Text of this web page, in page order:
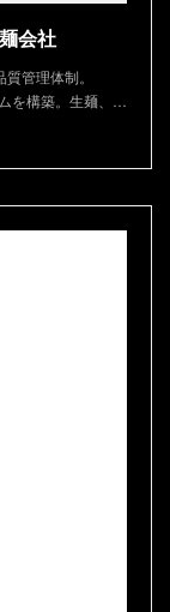
会社
管理体制。
を構築。生麺、…